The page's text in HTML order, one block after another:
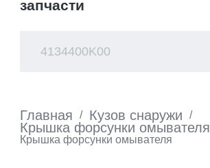
запчасти
Главная / Кузов снаружи /
Крышка форсунки омывателя
Крышка форсунки омывателя